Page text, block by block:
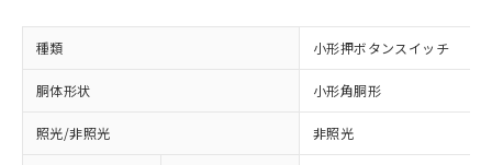
種類 小形押ボタンスイッチ
胴体形状 小形角胴形
照光/非照光 非照光